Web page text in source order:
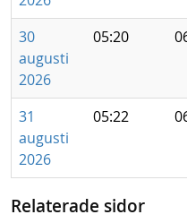
30
augusti
2026
05:20
31
augusti
2026
05:22
Relaterade sidor